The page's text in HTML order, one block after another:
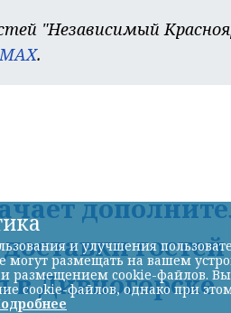
"Независимый
.
гостей
в Дивногорске
и улучшения
размещать на вашем
размещением cookie-файлов.
cookie-файлов, однако при